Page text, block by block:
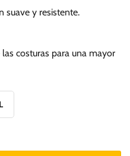
suave y resistente.
costuras para una mayor
L
Salina cantidad